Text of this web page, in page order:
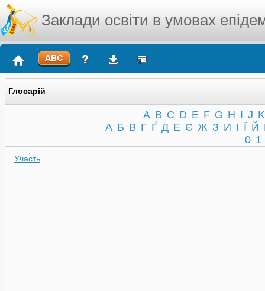
Заклади освіти в умовах
Глосарій
A B C D E F G H I J K
А Б В Г Ґ Д Е Є Ж З И І Ї Й
0 1
Участь